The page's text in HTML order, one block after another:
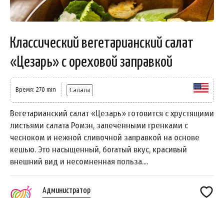
Классический вегетарианский салат
«Цезарь» с ореховой заправкой
Время: 270 min Салаты
Вегетарианский салат «Цезарь» готовится с хрустящими
листьями салата Ромэн, запечёнными гренками с
чесноком и нежной сливочной заправкой на основе
кешью. Это насыщенный, богатый вкус, красивый
внешний вид и несомненная польза....
Администратор